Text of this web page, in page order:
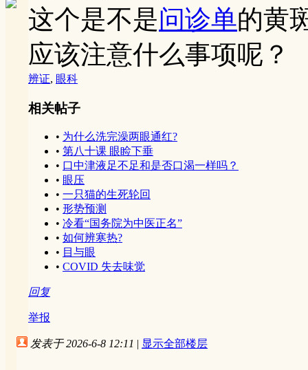
这个是不是问诊单的黄
应该注意什么事项呢？
辨证, 眼科
相关帖子
• 为什么洗完澡两眼通红?
• 第八十课 眼睑下垂
• 口中津液足不足和是否口渴一样吗？
• 眼压
• 一只猫的生死轮回
• 形势预测
• 冷看“国务院为中医正名”
• 如何辨寒热?
• 目与眼
• COVID 失去味觉
回复
举报
发表于 2026-6-8 12:11 | 显示全部楼层